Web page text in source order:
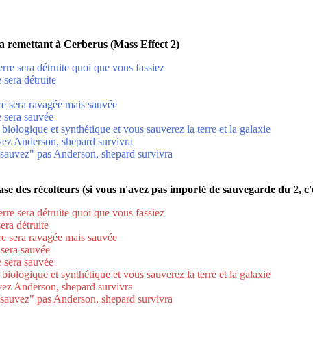
remettant à Cerberus (Mass Effect 2)
sera détruite quoi que vous fassiez
sera détruite
sera ravagée mais sauvée
sauvée
et synthétique et vous sauverez la terre et la galaxie
Anderson, shepard survivra
pas Anderson, shepard survivra
des récolteurs (si vous n'avez pas importé de sauvegarde du 2,
sera détruite quoi que vous fassiez
détruite
sera ravagée mais sauvée
sauvée
sauvée
et synthétique et vous sauverez la terre et la galaxie
Anderson, shepard survivra
pas Anderson, shepard survivra